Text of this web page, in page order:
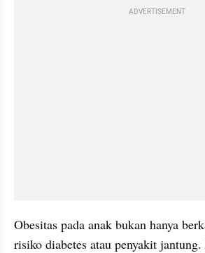
ADVERTISEMENT
Obesitas pada anak bukan hanya
risiko diabetes atau penyakit